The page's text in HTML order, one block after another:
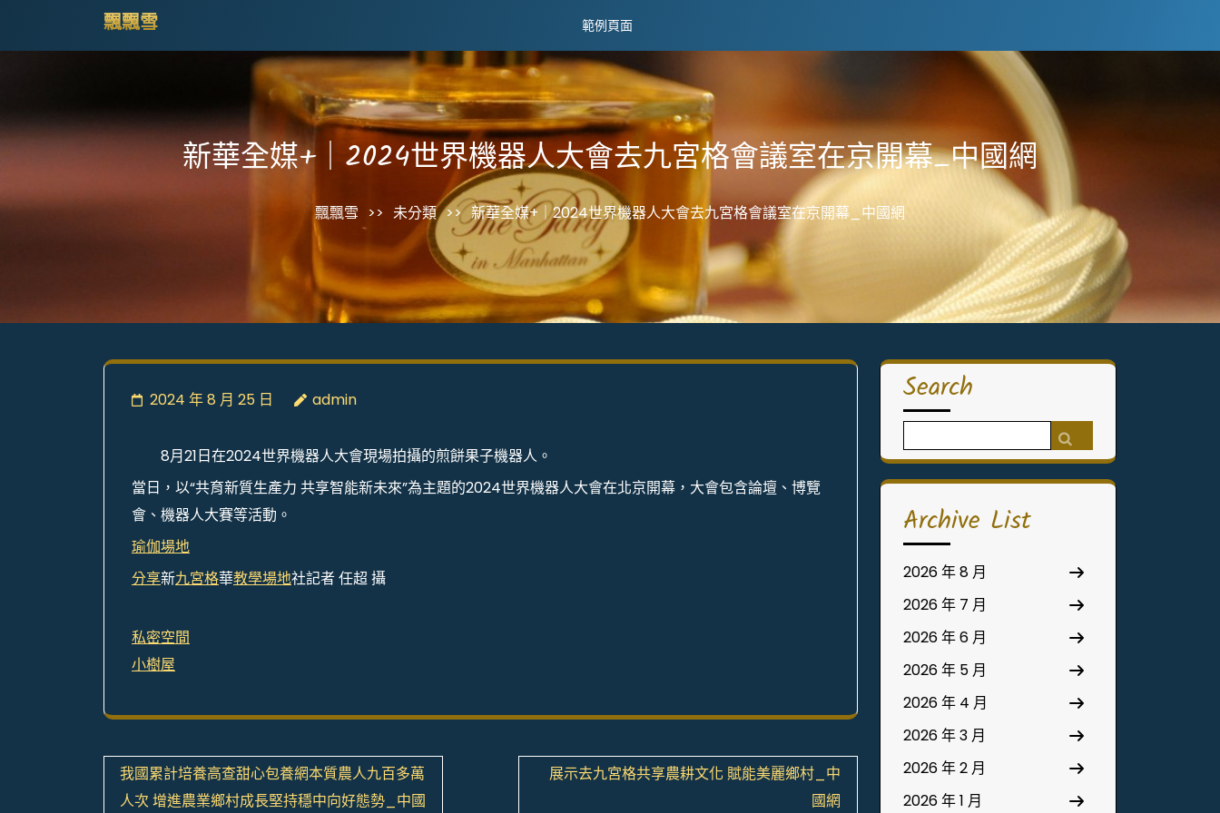
Enter)
飄飄雪 範例頁面
新華全媒+｜2024世界機器人大會去九宮格會議室在京開幕_中國網
飄飄雪 >> 未分類 >> 新華全媒+｜2024世界機器人大會去九宮格會議室在京開幕_中國網
2024 年 8 月 25 日 admin
8月21日在2024世界機器人大會現場拍攝的煎餅果子機器人。
當日，以“共育新質生產力 共享智能新未來”為主題的2024世界機器人大會在北京開幕，大會包含論壇、博覽
會、機器人大賽等活動。
瑜伽場地
分享新九宮格華教學場地社記者 任超 攝
私密空間
小樹屋
文我國累計培養高查甜心包養網本質農人九百多萬
人次 增進農業鄉村成長堅持穩中向好態勢_中國
展示去九宮格共享農耕文化 賦能美麗鄉村_中
國網
Search
for:
Archive List
2026 年 8 月
2026 年 7 月
2026 年 6 月
2026 年 5 月
2026 年 4 月
2026 年 3 月
2026 年 2 月
2026 年 1 月